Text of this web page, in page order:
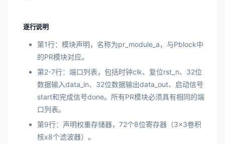
逐行说明
第1行：模块声明，名称为pr_module_a，与Pblock中
的PR模块对应。
第2-7行：端口列表，包括时钟clk、复位rst_n、32位
数据输入data_in、32位数据输出data_out、启动信号
start和完成信号done。所有PR模块必须具有相同的端
口列表。
第9行：声明权重存储器，72个8位寄存器（3×3卷积
核x8个滤波器）。